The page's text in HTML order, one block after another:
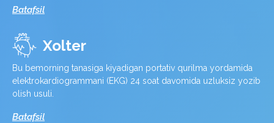
Batafsil
Xolter
Bu bemorning tanasiga kiyadigan portativ qurilma yordamida
elektrokardiogrammani (EKG) 24 soat davomida uzluksiz yozib
olish usuli.
Batafsil